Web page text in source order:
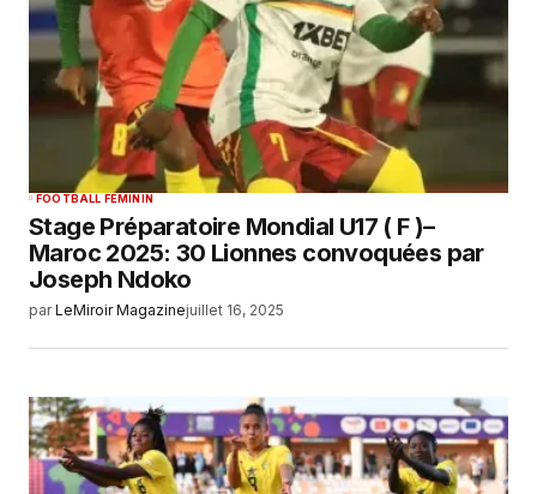
FOOTBALL FEMININ
Stage Préparatoire Mondial U17 ( F )–
Maroc 2025: 30 Lionnes convoquées par
Joseph Ndoko
par LeMiroir Magazinejuillet 16, 2025